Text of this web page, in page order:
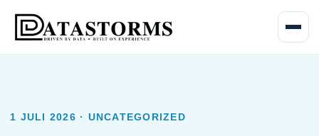
Menu
1 JULI 2026 · UNCATEGORIZED